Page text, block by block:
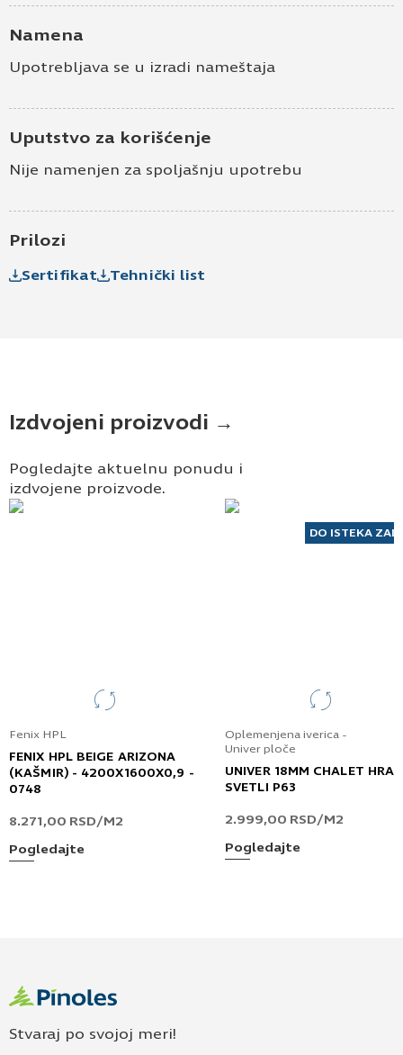
Namena
Upotrebljava se u izradi nameštaja
Uputstvo za korišćenje
Nije namenjen za spoljašnju upotrebu
Prilozi
Sertifikat Tehnički list
Izdvojeni proizvodi →
Pogledajte aktuelnu ponudu i
izdvojene proizvode.
Fenix HPL
FENIX HPL BEIGE ARIZONA
(KAŠMIR) - 4200X1600X0,9 -
0748
8.271,00 RSD/M2
Pogledajte
DO ISTEKA
Oplemenjena iverica -
Univer ploče
UNIVER 18MM CHALET
SVETLI P63
2.999,00 RSD/M2
Pogledajte
Stvaraj po svojoj meri!